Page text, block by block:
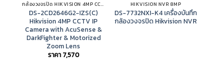
กล้องวงจรปิด HIKVISION 4MP CCTV IP CAMERA
DS-2CD2646G2-IZS(C)
Hikvision 4MP CCTV IP
Camera with AcuSense &
DarkFighter & Motorized
Zoom Lens
ราคา 7,570
HIKVISION NVR 8MP
DS-7732NXI-K4 เครื่องบันทึก
กล้องวงจรปิด Hikvision NVR